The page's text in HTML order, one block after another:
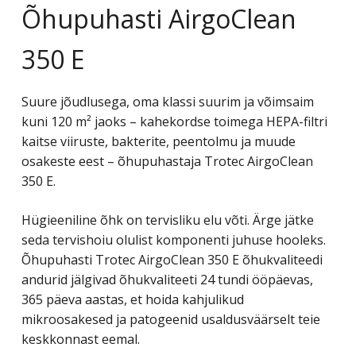
Õhupuhasti AirgoClean
350 E
Suure jõudlusega, oma klassi suurim ja võimsaim
kuni 120 m² jaoks – kahekordse toimega HEPA-filtri
kaitse viiruste, bakterite, peentolmu ja muude
osakeste eest – õhupuhastaja Trotec AirgoClean
350 E.
Hügieeniline õhk on tervisliku elu võti. Ärge jätke
seda tervishoiu olulist komponenti juhuse hooleks.
Õhupuhasti Trotec AirgoClean 350 E õhukvaliteedi
andurid jälgivad õhukvaliteeti 24 tundi ööpäevas,
365 päeva aastas, et hoida kahjulikud
mikroosakesed ja patogeenid usaldusväärselt teie
keskkonnast eemal.